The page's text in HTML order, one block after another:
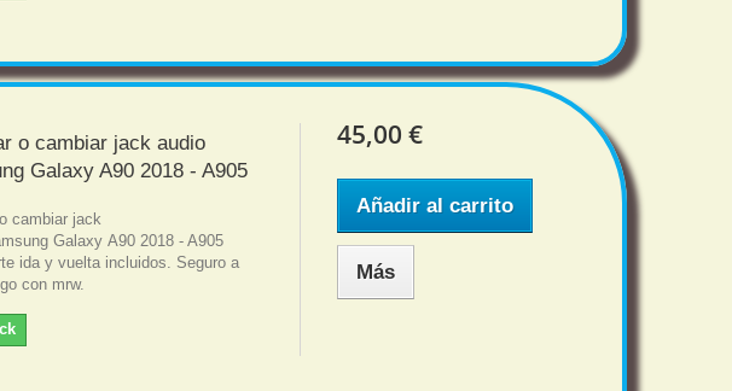
o cambiar jack audio
Galaxy A90 2018 - A905
cambiar jack
Galaxy A90 2018 - A905
ida y vuelta incluidos. Seguro a
con mrw.
45,00 €
Añadir al carrito
Más